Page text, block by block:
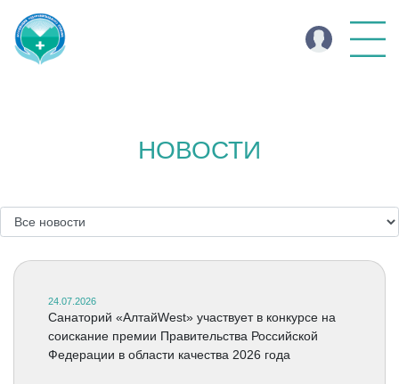
НОВОСТИ
24.07.2026
Санаторий «АлтайWest» участвует в конкурсе на
соискание премии Правительства Российской
Федерации в области качества 2026 года